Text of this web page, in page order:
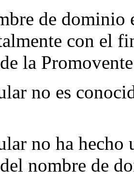
de dominio
con el
la
no es
no ha
nombre de